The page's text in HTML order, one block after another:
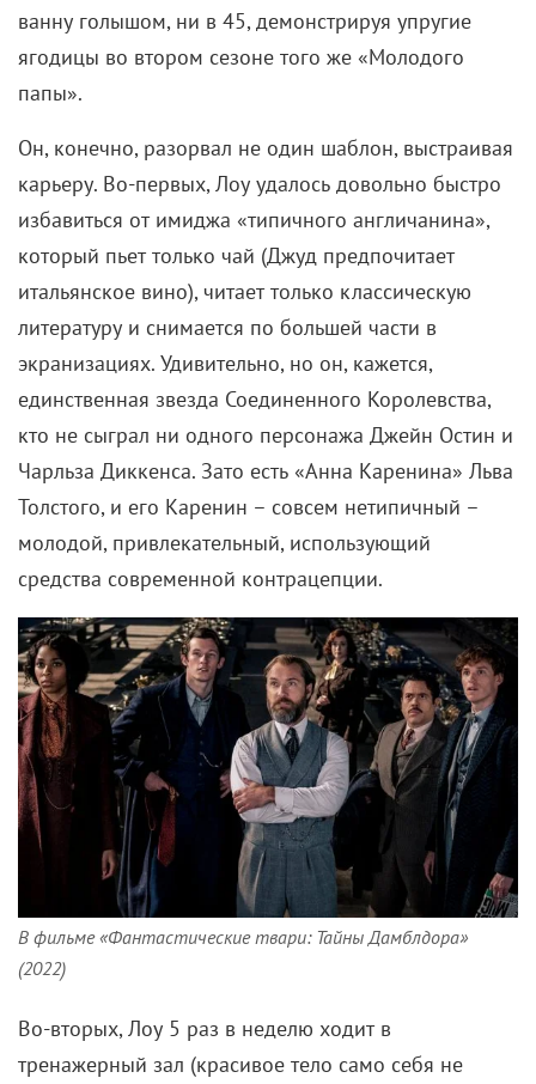
ванну голышом, ни в 45, демонстрируя упругие
ягодицы во втором сезоне того же «Молодого
папы».
Он, конечно, разорвал не один шаблон, выстраивая
карьеру. Во-первых, Лоу удалось довольно быстро
избавиться от имиджа «типичного англичанина»,
который пьет только чай (Джуд предпочитает
итальянское вино), читает только классическую
литературу и снимается по большей части в
экранизациях. Удивительно, но он, кажется,
единственная звезда Соединенного Королевства,
кто не сыграл ни одного персонажа Джейн Остин и
Чарльза Диккенса. Зато есть «Анна Каренина» Льва
Толстого, и его Каренин – совсем нетипичный –
молодой, привлекательный, использующий
средства современной контрацепции.
В фильме «Фантастические твари: Тайны Дамблдора»
(2022)
Во-вторых, Лоу 5 раз в неделю ходит в
тренажерный зал (красивое тело само себя не